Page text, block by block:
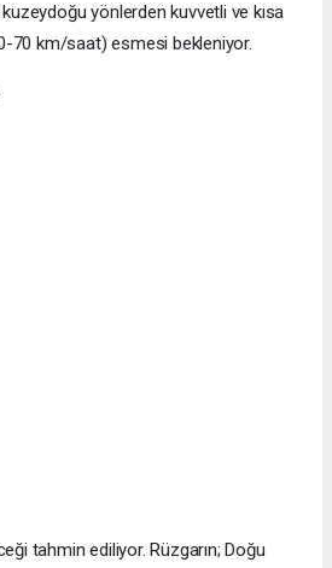
kuzeydoğu yönlerden kuvvetli ve kısa
70 km/saat) esmesi bekleniyor.
tahmin ediliyor. Rüzgarın; Doğu